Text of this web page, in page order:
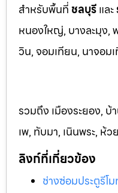
สำหรับพื้นที่ ชลบุรีและ
หนองใหญ่, บางละมุง,
วิน, จอมเทียน, นาจอ
รวมถึง เมืองระยอง,
เพ, ทับมา, เนินพระ, ห้
ลิงก์ที่เกี่ยวข้อง
ช่างซ่อมประตูรีโ